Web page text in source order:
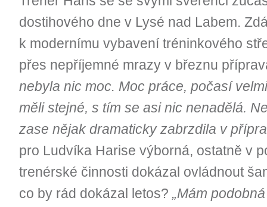
dostihového dne v Lysé nad Labem.
k modernímu vybavení tréninkového
přes nepříjemné mrazy v březnu
nebyla nic moc. Moc práce, počasí
měli stejné, s tím se asi nic nenadělá.
zase nějak dramaticky zabrzdila v
pro Ludvíka Harise výborná, ostatně v
trenérské činnosti dokázal ovládnout
co by rád dokázal letos? „Mám